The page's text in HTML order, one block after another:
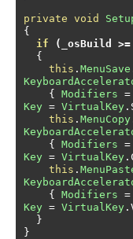
private void
{
if
( _osBuild >=
{
this . MenuSave
{ Modifiers =
Key = VirtualKey .
this . MenuCopy
{ Modifiers =
Key = VirtualKey .
this .
{ Modifiers =
Key = VirtualKey .
}
}